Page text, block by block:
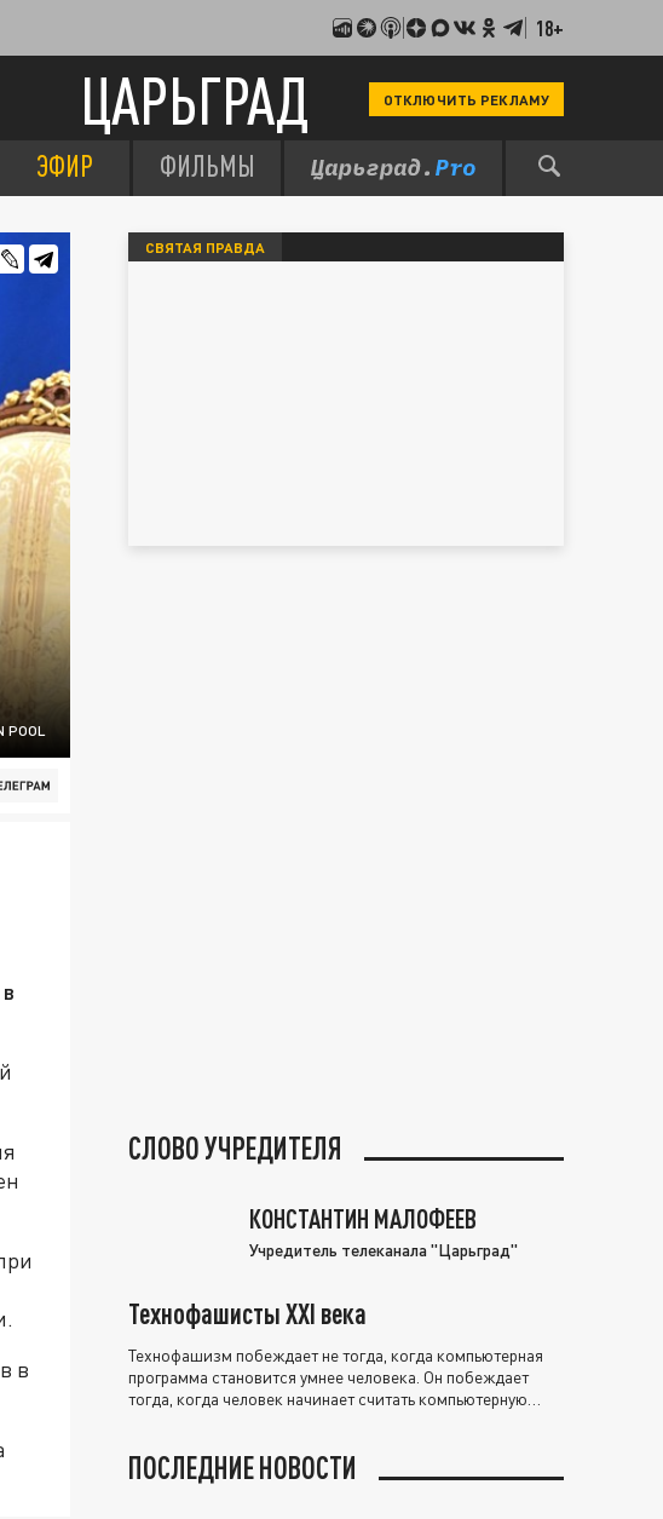
18+
ЦАРЬГРАД ОТКЛЮЧИТЬ РЕКЛАМУ
ЭФИР ФИЛЬМЫ
POOL
в
СВЯТАЯ ПРАВДА
СЛОВО УЧРЕДИТЕЛЯ
КОНСТАНТИН МАЛОФЕЕВ
Учредитель телеканала "Царьград"
Технофашисты XXI века
Технофашизм побеждает не тогда, когда компьютерная
программа становится умнее человека. Он побеждает
тогда, когда человек начинает считать компьютерную
ПОСЛЕДНИЕ НОВОСТИ